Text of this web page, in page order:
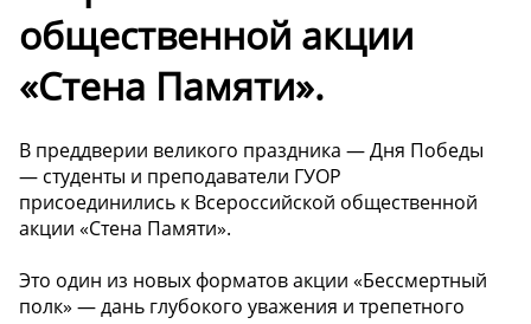
общественной акции
«Стена Памяти».
В преддверии великого праздника — Дня Победы
— студенты и преподаватели ГУОР
присоединились к Всероссийской общественной
акции «Стена Памяти».
Это один из новых форматов акции «Бессмертный
полк» — дань глубокого уважения и трепетного